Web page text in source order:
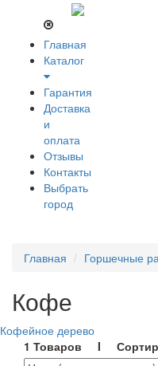
Главная
Каталог
Гарантия
Доставка
и
оплата
Отзывы
Контакты
Выбрать
город
Главная Горшечные
Кофе
Кофейное дерево
1 Товаров I